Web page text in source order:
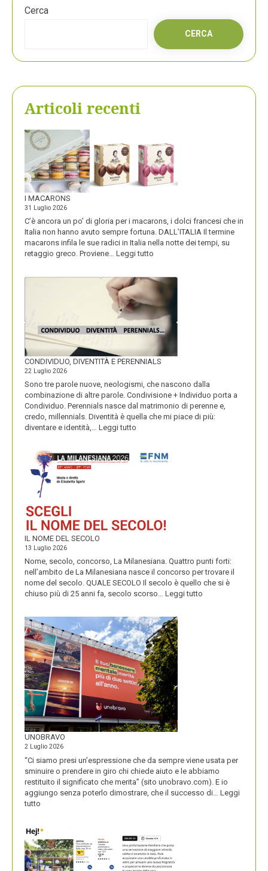
Cerca
CERCA
Articoli recenti
I MACARONS
31 Luglio 2026
C’è ancora un po’ di gloria per i macarons, i dolci francesi che in
Italia non hanno avuto sempre fortuna. DALL’ITALIA Il termine
macarons infila le sue radici in Italia nella notte dei tempi, su
retaggio greco. Proviene… Leggi tutto
MACARONS
CONDIVIDUO, DIVENTITÀ E PERENNIALS
22 Luglio 2026
Sono tre parole nuove, neologismi, che nascono dalla
combinazione di altre parole. Condivisione + Individuo porta a
Condividuo. Perennials nasce dal matrimonio di perenne e,
credo, millennials. Diventità è quella che mi piace di più:
diventare e identità,… Leggi tutto
E
IL NOME DEL SECOLO
13 Luglio 2026
Nome, secolo, concorso, La Milanesiana. Quattro punti forti:
nell’ambito de La Milanesiana nasce il concorso per trovare il
nome del secolo. QUALE SECOLO Il secolo è quello che si è
chiuso più di 25 anni fa, secolo scorso… Leggi tutto
UNOBRAVO
2 Luglio 2026
“Ci siamo presi un’espressione che da sempre viene usata per
sminuire o prendere in giro chi chiede aiuto e le abbiamo
restituito il significato che merita” (sito unobravo.com). E io
aggiungo senza poterlo dimostrare, che il successo di… Leggi
tutto